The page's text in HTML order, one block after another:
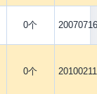
0个 20070716
0个 20100211